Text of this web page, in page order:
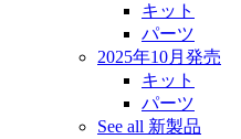
キット
パーツ
2025年10月発売
キット
パーツ
See all 新製品